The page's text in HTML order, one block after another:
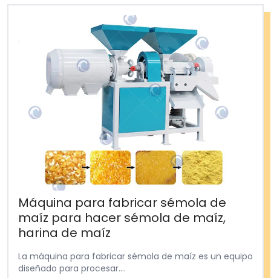
Máquina para fabricar sémola de
maíz para hacer sémola de maíz,
harina de maíz
La máquina para fabricar sémola de maíz es un equipo
diseñado para procesar....